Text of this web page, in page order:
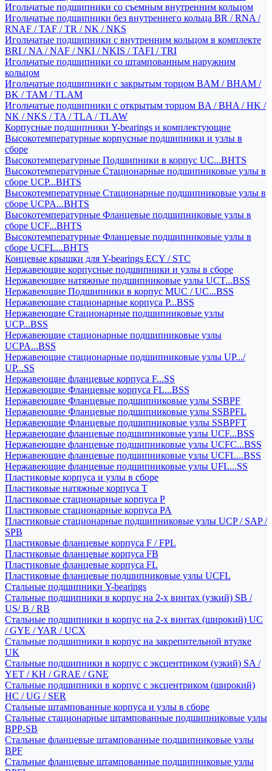
Игольчатые подшипники со съемным внутренним кольцом
Игольчатые подшипники без внутреннего кольца BR / RNA /
RNAF / TAF / TR / NK / NKS
Игольчатые подшипники с внутренним кольцом в комплекте
BRI / NA / NAF / NKI / NKIS / TAFI / TRI
Игольчатые подшипники со штампованным наружним
кольцом
Игольчатые подшипники с закрытым торцом BAM / BHAM /
BK / TAM / TLAM
Игольчатые подшипники с открытым торцом BA / BHA / HK /
NK / NKS / TA / TLA / TLAW
Корпусные подшипники Y-bearings и комплектующие
Высокотемпературные корпусные подшипники и узлы в
сборе
Высокотемпературные Подшипники в корпус UC...BHTS
Высокотемпературные Стационарные подшипниковые узлы в
сборе UCP...BHTS
Высокотемпературные Стационарные подшипниковые узлы в
сборе UCPA...BHTS
Высокотемпературные Фланцевые подшипниковые узлы в
сборе UCF...BHTS
Высокотемпературные Фланцевые подшипниковые узлы в
сборе UCFL...BHTS
Концевые крышки для Y-bearings ECY / STC
Нержавеющие корпусные подшипники и узлы в сборе
Нержавеющие натяжные подшипниковые узлы UCT...BSS
Нержавеющие Подшипники в корпус MUC / UC...BSS
Нержавеющие стационарные корпуса P...BSS
Нержавеющие Стационарные подшипниковые узлы
UCP...BSS
Нержавеющие стационарные подшипниковые узлы
UCPA...BSS
Нержавеющие стационарные подшипниковые узлы UP.../
UP...SS
Нержавеющие фланцевые корпуса F...SS
Нержавеющие Фланцевые корпуса FL...BSS
Нержавеющие Фланцевые подшипниковые узлы SSBPF
Нержавеющие Фланцевые подшипниковые узлы SSBPFL
Нержавеющие Фланцевые подшипниковые узлы SSBPFT
Нержавеющие фланцевые подшипниковые узлы UCF...BSS
Нержавеющие фланцевые подшипниковые узлы UCFC...BSS
Нержавеющие фланцевые подшипниковые узлы UCFL...BSS
Нержавеющие фланцевые подшипниковые узлы UFL...SS
Пластиковые корпуса и узлы в сборе
Пластиковые натяжные корпуса T
Пластиковые стационарные корпуса P
Пластиковые стационарные корпуса PA
Пластиковые стационарные подшипниковые узлы UCP / SAP /
SPB
Пластиковые фланцевые корпуса F / FPL
Пластиковые фланцевые корпуса FB
Пластиковые фланцевые корпуса FL
Пластиковые фланцевые подшипниковые узлы UCFL
Стальные подшипники Y-bearings
Стальные подшипники в корпус на 2-х винтах (узкий) SB /
US/ B / RB
Стальные подшипники в корпус на 2-х винтах (широкий) UC
/ GYE / YAR / UCX
Стальные подшипники в корпус на закрепительной втулке
UK
Стальные подшипники в корпус с эксцентриком (узкий) SA /
YET / KH / GRAE / GNE
Стальные подшипники в корпус с эксцентриком (широкий)
HC / UG / SER
Стальные штампованные корпуса и узлы в сборе
Стальные стационарные штампованные подшипниковые узлы
BPP-SB
Стальные фланцевые штампованные подшипниковые узлы
BPF
Стальные фланцевые штампованные подшипниковые узлы